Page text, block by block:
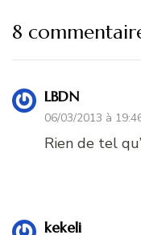
8
LBDN
06/03/2013 à
Rien de tel
kekeli